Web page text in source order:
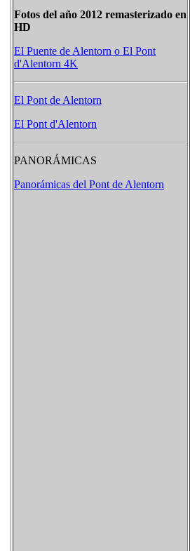
Fotos del año 2012 remasterizado en
HD
El Puente de Alentorn o El Pont
d'Alentorn 4K
El Pont de Alentorn
El Pont d'Alentorn
PANORÁMICAS
Panorámicas del Pont de Alentorn